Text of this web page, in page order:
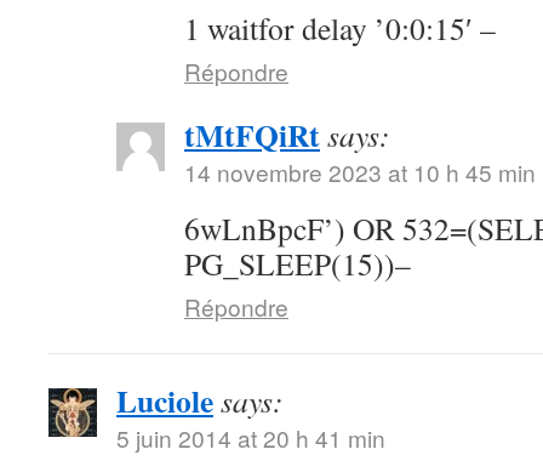
1 waitfor delay ’0:0:15′ –
Répondre
tMtFQiRtsays:
14 novembre 2023 at 10 h 45 min
6wLnBpcF’) OR
PG_SLEEP(15))–
Répondre
Luciolesays:
5 juin 2014 at 20 h 41 min